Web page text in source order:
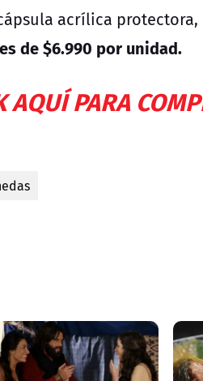
acrílica
de $6.990 por unidad.
AQUÍ PARA